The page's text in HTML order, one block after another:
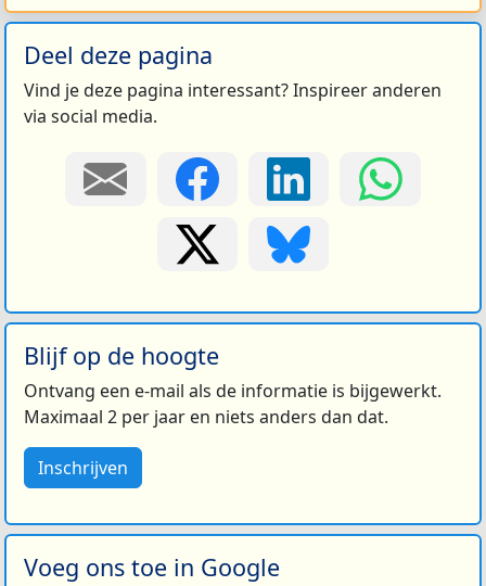
Deel deze pagina
Vind je deze pagina interessant? Inspireer anderen
via social media.
Blijf op de hoogte
Ontvang een e-mail als de informatie is bijgewerkt.
Maximaal 2 per jaar en niets anders dan dat.
Inschrijven
Voeg ons toe in Google